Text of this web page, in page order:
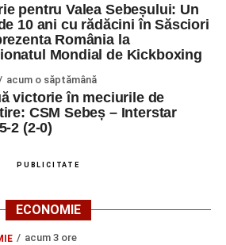
pentru Valea Sebeșului: Un
10 ani cu rădăcini în Săsciori
România la
Mondial de Kickboxing
acum o săptămână
victorie în meciurile de
CSM Sebeș – Interstar
2 (2-0)
PUBLICITATE
ECONOMIE
acum 3 ore